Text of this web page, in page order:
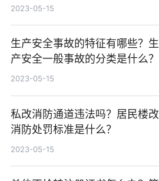
2023-05-15
生产安全事故的特征有哪些？生
产安全一般事故的分类是什么？
2023-05-15
私改消防通道违法吗？居民楼改
消防处罚标准是什么？
2023-05-15